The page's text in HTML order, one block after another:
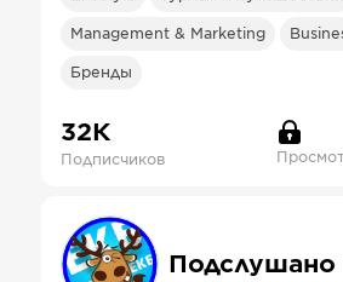
Management & Marketing
Бренды
32К
Подписчиков